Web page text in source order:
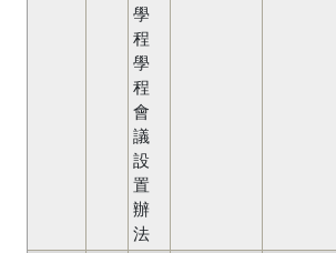
學
程
學
程
會
議
設
置
辦
法